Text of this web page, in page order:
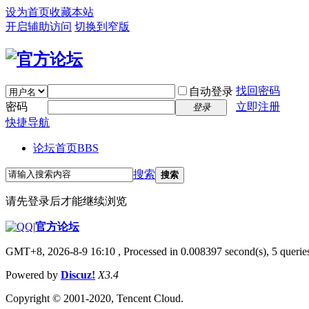
设为首页收藏本站
开启辅助访问 切换到窄版
自动登录 找回密码
密码
登录
立即注册
快捷导航
论坛首页BBS
搜索 搜索
请先登录后才能继续浏览
|官方论坛
GMT+8, 2026-8-9 16:10 , Processed in 0.008397 second(s), 5
Powered by Discuz! X3.4
Copyright © 2001-2020, Tencent Cloud.